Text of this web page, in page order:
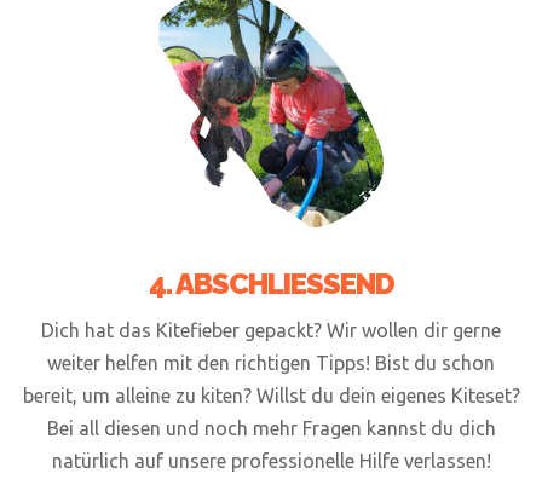
4. ABSCHLIESSEND
Dich hat das Kitefieber gepackt? Wir wollen dir gerne
weiter helfen mit den richtigen Tipps! Bist du schon
bereit, um alleine zu kiten? Willst du dein eigenes Kiteset?
Bei all diesen und noch mehr Fragen kannst du dich
natürlich auf unsere professionelle Hilfe verlassen!